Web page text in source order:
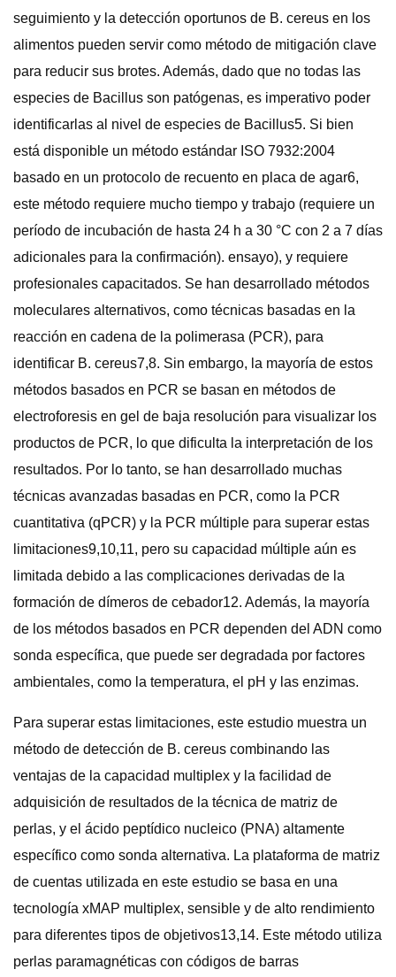
seguimiento y la detección oportunos de B. cereus en los
alimentos pueden servir como método de mitigación clave
para reducir sus brotes. Además, dado que no todas las
especies de Bacillus son patógenas, es imperativo poder
identificarlas al nivel de especies de Bacillus5. Si bien
está disponible un método estándar ISO 7932:2004
basado en un protocolo de recuento en placa de agar6,
este método requiere mucho tiempo y trabajo (requiere un
período de incubación de hasta 24 h a 30 °C con 2 a 7 días
adicionales para la confirmación). ensayo), y requiere
profesionales capacitados. Se han desarrollado métodos
moleculares alternativos, como técnicas basadas en la
reacción en cadena de la polimerasa (PCR), para
identificar B. cereus7,8. Sin embargo, la mayoría de estos
métodos basados ​​en PCR se basan en métodos de
electroforesis en gel de baja resolución para visualizar los
productos de PCR, lo que dificulta la interpretación de los
resultados. Por lo tanto, se han desarrollado muchas
técnicas avanzadas basadas en PCR, como la PCR
cuantitativa (qPCR) y la PCR múltiple para superar estas
limitaciones9,10,11, pero su capacidad múltiple aún es
limitada debido a las complicaciones derivadas de la
formación de dímeros de cebador12. Además, la mayoría
de los métodos basados ​​en PCR dependen del ADN como
sonda específica, que puede ser degradada por factores
ambientales, como la temperatura, el pH y las enzimas.
Para superar estas limitaciones, este estudio muestra un
método de detección de B. cereus combinando las
ventajas de la capacidad multiplex y la facilidad de
adquisición de resultados de la técnica de matriz de
perlas, y el ácido peptídico nucleico (PNA) altamente
específico como sonda alternativa. La plataforma de matriz
de cuentas utilizada en este estudio se basa en una
tecnología xMAP multiplex, sensible y de alto rendimiento
para diferentes tipos de objetivos13,14. Este método utiliza
perlas paramagnéticas con códigos de barras